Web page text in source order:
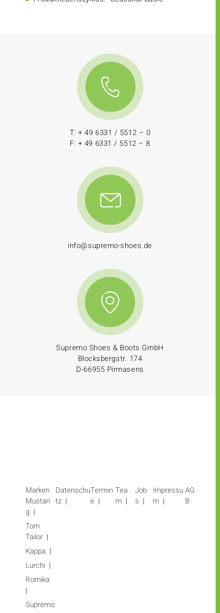
T: + 49 6331 / 5512 – 0
F: + 49 6331 / 5512 – 8
info@supremo-shoes.de
Supremo Shoes & Boots GmbH
Blocksbergstr. 174
D-66955 Pirmasens
Marken
Mustan
g
Tom
Tailor
Kappa
Lurchi
Romika
Supremo
Datenschu
tz
Termin
e
Tea
m
Job
s
Impressu
m
AG
B